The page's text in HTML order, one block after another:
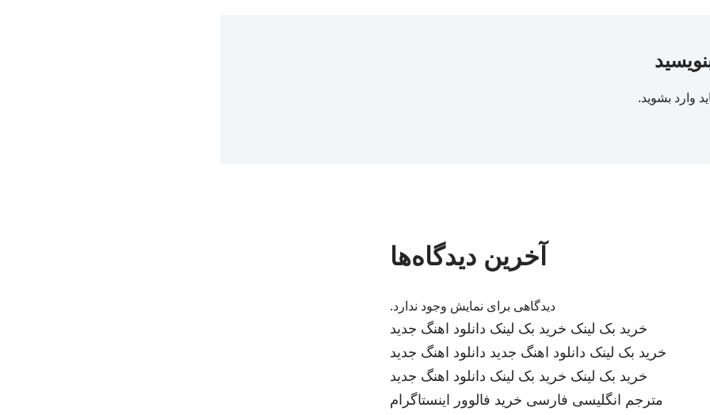
وارد بشوید.
آخرین دیدگاه‌ها
دیدگاهی برای نمایش وجود ندارد.
خرید بک لینک خرید بک لینک دانلود اهنگ جدید
خرید بک لینک دانلود اهنگ جدید دانلود اهنگ جدید
خرید بک لینک خرید بک لینک دانلود اهنگ جدید
مترجم انگلیسی فارسی خرید فالوور اینستاگرام